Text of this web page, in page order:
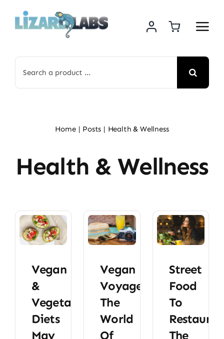
for:
Home Posts Health & Wellness
Health & Wellness
Vegan
&
Vegetarian
Diets
May
Vegan
Voyages:
The
World
Of
Street
Food
To
The